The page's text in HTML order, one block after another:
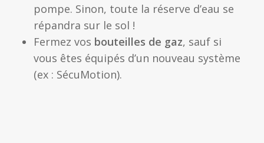
pompe. Sinon, toute la réserve d’eau se
répandra sur le sol !
Fermez vos bouteilles de gaz, sauf si
vous êtes équipés d’un nouveau système
(ex : SécuMotion).